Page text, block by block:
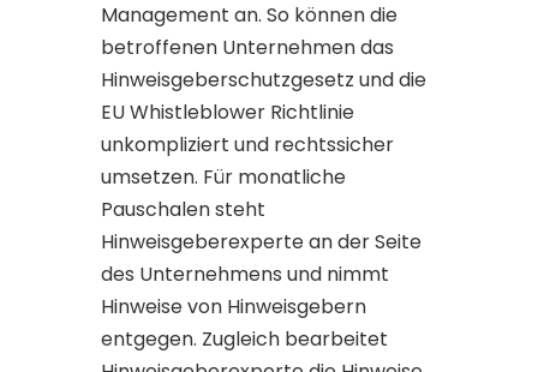
Management an. So können die
betroffenen Unternehmen das
Hinweisgeberschutzgesetz und die
EU Whistleblower Richtlinie
unkompliziert und rechtssicher
umsetzen. Für monatliche
Pauschalen steht
Hinweisgeberexperte an der Seite
des Unternehmens und nimmt
Hinweise von Hinweisgebern
entgegen. Zugleich bearbeitet